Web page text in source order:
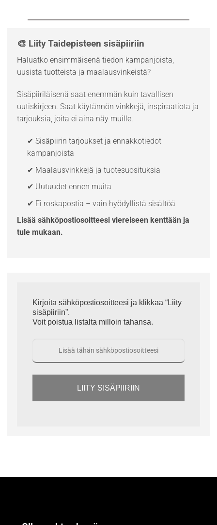
🎨 Liity Taidepisteen sisäpiiriin
Haluatko ensimmäisenä tiedon kampanjoista,
uusista tuotteista ja maalausvinkeistä?
Sisäpiiriläisenä saat enemmän kuin tavallisen
uutiskirjeen. Saat käytännön vinkkejä, inspiraatiota ja
tarjouksia, joita ei aina näy muille.
✔ Sisäpiirin tarjoukset ja ennakkotiedot
kampanjoista
✔ Maalausvinkkejä ja tuotesuosituksia
✔ Uutuudet ennen muita
✔ Ei roskapostia – vain hyödyllistä sisältöä
Lisää sähköpostiosoitteesi viereiseen kenttään ja
tule mukaan.
Kirjoita sähköpostiosoitteesi ja klikkaa “Liity
sisäpiiriin”.
Voit poistua listalta milloin tahansa.
LIITY SISÄPIIRIIN